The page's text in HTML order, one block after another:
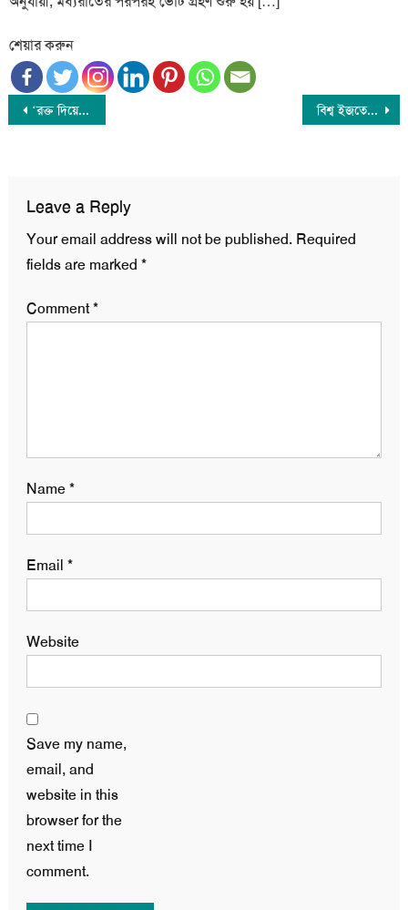
শেয়ার করুন
Post
‘রক্ত দিয়ে যেগুলো অর্জন করেছে, সেগুলো রক্ষা করতে ছাত্রদের দল গঠন করা দরকার’ বিশ্ব ইজতেমার প্রথম পর্ব শুরু হচ্ছে আজ
Leave a Reply
Your email address will not be published. Required
fields are marked *
Comment*
Name*
Email *
Website
Save my name,
email, and
website in this
browser for the
next time I
comment.